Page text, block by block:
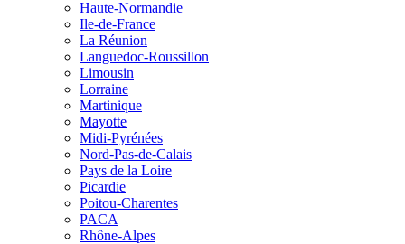
Haute-Normandie
Ile-de-France
La Réunion
Languedoc-Roussillon
Limousin
Lorraine
Martinique
Mayotte
Midi-Pyrénées
Nord-Pas-de-Calais
Pays de la Loire
Picardie
Poitou-Charentes
PACA
Rhône-Alpes